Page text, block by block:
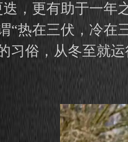
迭，更有助于一年
“热在三伏，冷在
习俗，从冬至就